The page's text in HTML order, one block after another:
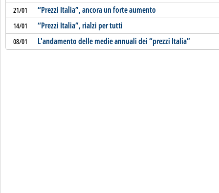
21/01 “Prezzi Italia”, ancora un forte aumento
14/01 “Prezzi Italia”, rialzi per tutti
08/01 L'andamento delle medie annuali dei “prezzi Italia”